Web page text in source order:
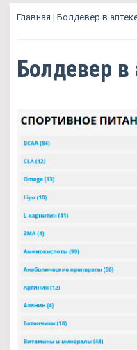
Главная | Болдевер в
Болдевер